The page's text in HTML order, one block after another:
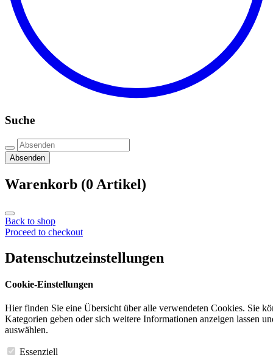
Suche
Absenden
Warenkorb (0 Artikel)
Back to shop
Proceed to checkout
Datenschutzeinstellungen
Cookie-Einstellungen
Hier finden Sie eine Übersicht über alle verwendeten Cookies. Sie
Kategorien geben oder sich weitere Informationen anzeigen lassen
auswählen.
Essenziell